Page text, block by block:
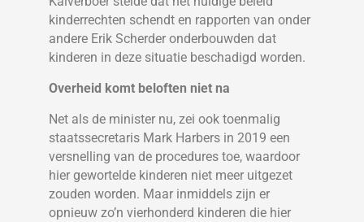
kinderrechten schendt en rapporten van onder
andere Erik Scherder onderbouwden dat
kinderen in deze situatie beschadigd worden.
Overheid komt beloften niet na
Net als de minister nu, zei ook toenmalig
staatssecretaris Mark Harbers in 2019 een
versnelling van de procedures toe, waardoor
hier gewortelde kinderen niet meer uitgezet
zouden worden. Maar inmiddels zijn er
opnieuw zo’n vierhonderd kinderen die hier